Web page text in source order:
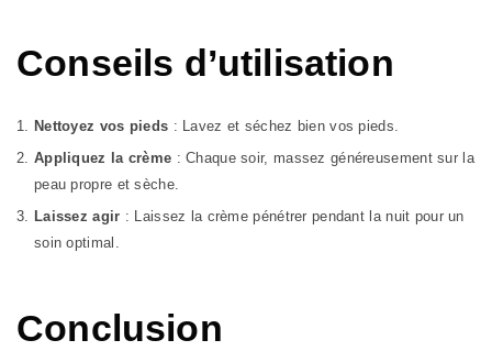
Conseils d’utilisation
Nettoyez vos pieds : Lavez et séchez bien vos pieds.
Appliquez la crème : Chaque soir, massez généreusement sur la
peau propre et sèche.
Laissez agir : Laissez la crème pénétrer pendant la nuit pour un
soin optimal.
Conclusion